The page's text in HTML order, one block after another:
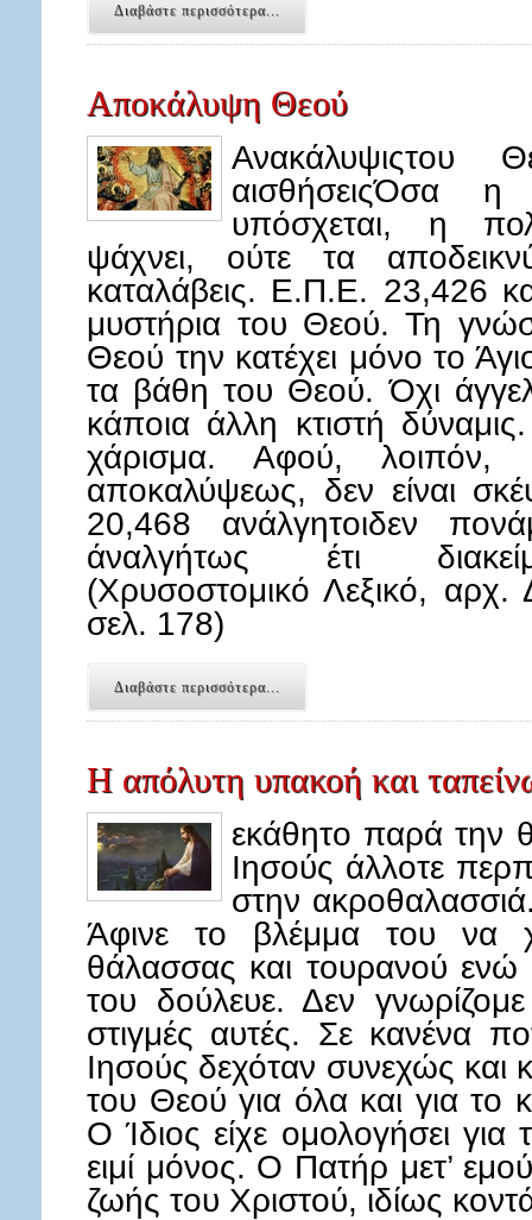
Διαβάστε περισσότερα...
Αποκάλυψη Θεού
Ανακάλυψιςτου
αισθήσειςΌσα η
υπόσχεται, η
ψάχνει, ούτε τα
καταλάβεις. Ε.Π.Ε. 23,426
μυστήρια του Θεού. Τη
Θεού την κατέχει μόνο το
τα βάθη του Θεού. Όχι
κάποια άλλη κτιστή
χάρισμα. Αφού, λοιπόν,
αποκαλύψεως, δεν είναι
20,468 ανάλγητοιδεν
άναλγήτως έτι
(Χρυσοστομικό Λεξικό,
σελ. 178)
Διαβάστε περισσότερα...
Η απόλυτη υπακοή και
εκάθητο παρά την
Ιησούς άλλοτε
στην
Άφινε το βλέμμα του να
θάλασσας και τουρανού
του δούλευε. Δεν
στιγμές αυτές. Σε κανένα
Ιησούς δεχόταν συνεχώς και
του Θεού για όλα και για το
Ο Ίδιος είχε ομολογήσει για
ειμί μόνος. Ο Πατήρ μετ’
ζωής του Χριστού, ιδίως